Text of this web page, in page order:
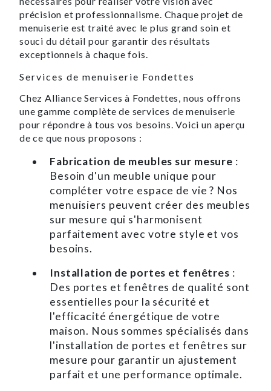
précision et professionnalisme. Chaque projet de
menuiserie est traité avec le plus grand soin et
souci du détail pour garantir des résultats
exceptionnels à chaque fois.
Services de menuiserie Fondettes
Chez Alliance Services à Fondettes, nous offrons
une gamme complète de services de menuiserie
pour répondre à tous vos besoins. Voici un aperçu
de ce que nous proposons :
Fabrication de meubles sur mesure :
Besoin d'un meuble unique pour
compléter votre espace de vie ? Nos
menuisiers peuvent créer des meubles
sur mesure qui s'harmonisent
parfaitement avec votre style et vos
besoins.
Installation de portes et fenêtres :
Des portes et fenêtres de qualité sont
essentielles pour la sécurité et
l'efficacité énergétique de votre
maison. Nous sommes spécialisés dans
l'installation de portes et fenêtres sur
mesure pour garantir un ajustement
parfait et une performance optimale.